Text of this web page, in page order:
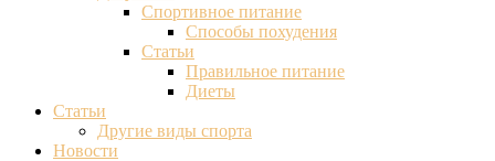
Спортивное питание
Способы похудения
Статьи
Правильное питание
Диеты
Статьи
Другие виды спорта
Новости